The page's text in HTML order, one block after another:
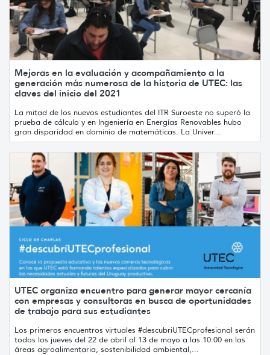
Mejoras en la evaluación y acompañamiento a la
generación más numerosa de la historia de UTEC: las
claves del inicio del 2021
La mitad de los nuevos estudiantes del ITR Suroeste no superó la
prueba de cálculo y en Ingeniería en Energías Renovables hubo
gran disparidad en dominio de matemáticas. La Univer...
UTEC organiza encuentro para generar mayor cercanía
con empresas y consultoras en busca de oportunidades
de trabajo para sus estudiantes
Los primeros encuentros virtuales #descubriUTECprofesional serán
todos los jueves del 22 de abril al 13 de mayo a las 10:00 en las
áreas agroalimentaria, sostenibilidad ambiental,...